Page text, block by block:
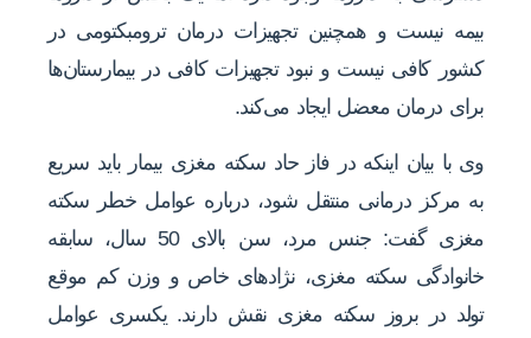
بیمه نیست و همچنین تجهیزات درمان ترومبکتومی در
کشور کافی نیست و نبود تجهیزات کافی در بیمارستان‌ها
برای درمان معضل ایجاد می‌کند.
وی با بیان اینکه در فاز حاد سکته مغزی بیمار باید سریع
به مرکز درمانی منتقل شود، درباره عوامل خطر سکته
مغزی گفت: جنس مرد، سن بالای 50 سال، سابقه
خانوادگی سکته مغزی، نژادهای خاص و وزن کم موقع
تولد در بروز سکته مغزی نقش دارند. یکسری عوامل